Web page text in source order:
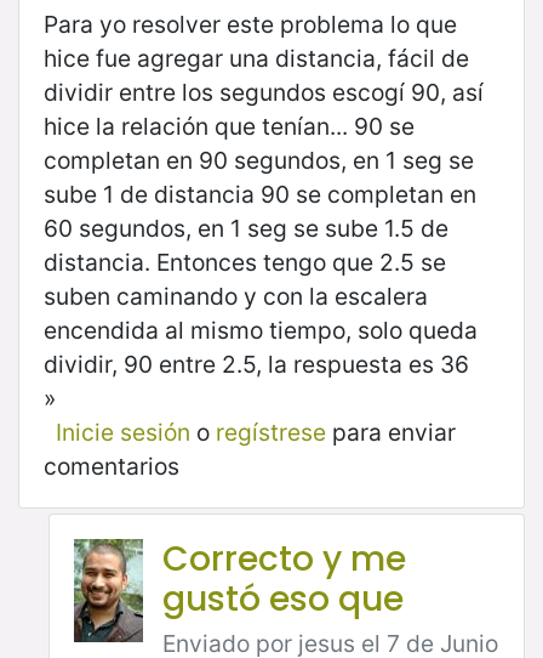
Para yo resolver este problema lo que
hice fue agregar una distancia, fácil de
dividir entre los segundos escogí 90, así
hice la relación que tenían... 90 se
completan en 90 segundos, en 1 seg se
sube 1 de distancia 90 se completan en
60 segundos, en 1 seg se sube 1.5 de
distancia. Entonces tengo que 2.5 se
suben caminando y con la escalera
encendida al mismo tiempo, solo queda
dividir, 90 entre 2.5, la respuesta es 36
»
Inicie sesión o regístresepara enviar
comentarios
Correcto y me
gustó eso que
Enviado por jesus el 7 de Junio